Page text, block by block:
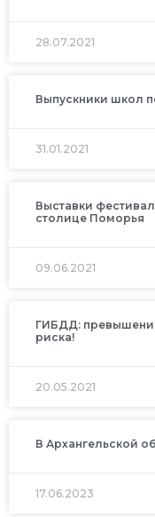
28.07.2021
Выпускники школ
31.01.2021
Выставки
столице Поморья
09.06.2021
ГИБДД:
риска!
20.05.2021
В Архангельской
17.06.2023